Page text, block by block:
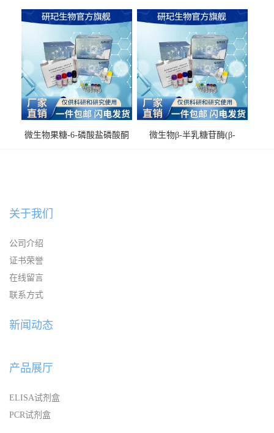
微生物果糖-6-磷酸盐磷酸酮
微生物β-半乳糖苷酶(β-
关于我们
公司介绍
证书荣誉
在线留言
联系方式
新闻动态
产品展厅
ELISA试剂盒
PCR试剂盒